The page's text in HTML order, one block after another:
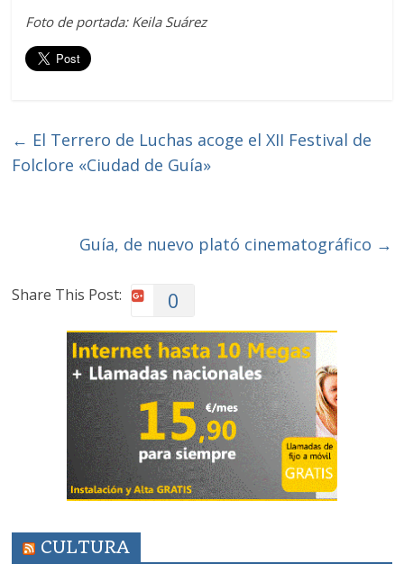
Foto de portada: Keila Suárez
← El Terrero de Luchas acoge el XII Festival de
Folclore «Ciudad de Guía»
Guía, de nuevo plató cinematográfico →
Share This Post: 0
CULTURA